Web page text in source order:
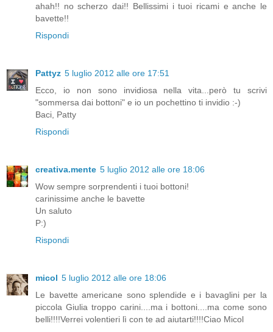
ahah!! no scherzo dai!! Bellissimi i tuoi ricami e anche le
bavette!!
Rispondi
Pattyz 5 luglio 2012 alle ore 17:51
Ecco, io non sono invidiosa nella vita...però tu scrivi
"sommersa dai bottoni" e io un pochettino ti invidio :-)
Baci, Patty
Rispondi
creativa.mente 5 luglio 2012 alle ore 18:06
Wow sempre sorprendenti i tuoi bottoni!
carinissime anche le bavette
Un saluto
P:)
Rispondi
micol 5 luglio 2012 alle ore 18:06
Le bavette americane sono splendide e i bavaglini per la
piccola Giulia troppo carini....ma i bottoni....ma come sono
belli!!!!Verrei volentieri lì con te ad aiutarti!!!!Ciao Micol